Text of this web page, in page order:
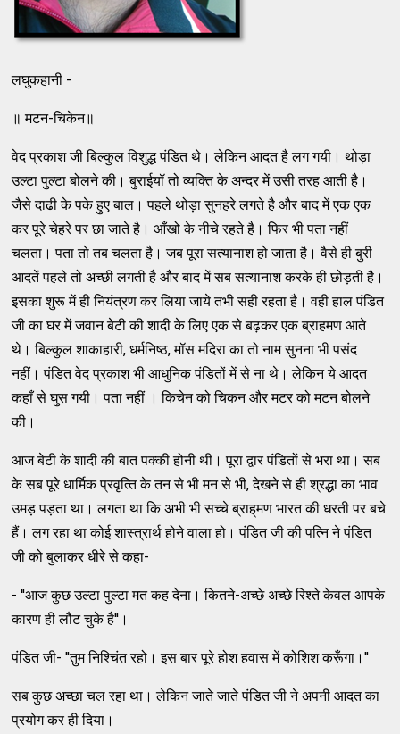
लघुकहानी -
॥ मटन-चिकेन॥
वेद प्रकाश जी बिल्‍कुल विशुद्ध पंडित थे। लेकिन आदत है लग गयी। थोड़ा
उल्‍टा पुल्‍टा बोलने की। बुराईयॉ तो व्‍यक्‍ति के अन्‍दर में उसी तरह आती है।
जैसे दाढी के पके हुए बाल। पहले थोड़ा सुनहरे लगते है और बाद में एक एक
कर पूरे चेहरे पर छा जाते है। आँखो के नीचे रहते है। फिर भी पता नहीं
चलता। पता तो तब चलता है। जब पूरा सत्‍यानाश हो जाता है। वैसे ही बुरी
आदतें पहले तो अच्‍छी लगती है और बाद में सब सत्‍यानाश करके ही छोड़ती है।
इसका शुरू में ही नियंत्रण कर लिया जाये तभी सही रहता है। वही हाल पंडित
जी का घर में जवान बेटी की शादी के लिए एक से बढ़कर एक ब्राहमण आते
थे। बिल्‍कुल शाकाहारी, धर्मनिष्‍ठ, मॉस मदिरा का तो नाम सुनना भी पसंद
नहीं। पंडित वेद प्रकाश भी आधुनिक पंडितों में से ना थे। लेकिन ये आदत
कहाँ से घुस गयी। पता नहीं । किचेन को चिकन और मटर को मटन बोलने
की।
आज बेटी के शादी की बात पक्‍की होनी थी। पूरा द्वार पंडितों से भरा था। सब
के सब पूरे धार्मिक प्रवृत्‍ति के तन से भी मन से भी, देखने से ही श्रद्धा का भाव
उमड़ पड़ता था। लगता था कि अभी भी सच्‍चे ब्राह्‌मण भारत की धरती पर बचे
हैं। लग रहा था कोई शास्‍त्रार्थ होने वाला हो। पंडित जी की पत्‍नि ने पंडित
जी को बुलाकर धीरे से कहा-
- ''आज कुछ उल्‍टा पुल्‍टा मत कह देना। कितने-अच्‍छे अच्‍छे रिश्‍ते केवल आपके
कारण ही लौट चुके है''।
पंडित जी- ''तुम निश्‍चिंत रहो। इस बार पूरे होश हवास में कोशिश करूँगा।''
सब कुछ अच्‍छा चल रहा था। लेकिन जाते जाते पंडित जी ने अपनी आदत का
प्रयोग कर ही दिया।